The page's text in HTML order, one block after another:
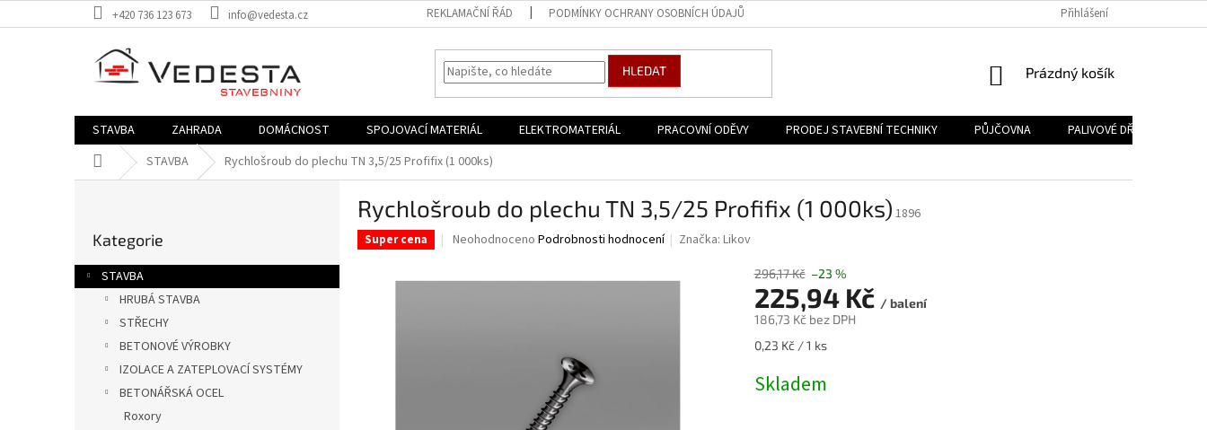
na
+420 736 123 673 info@vedesta.cz REKLAMAČNÍ ŘÁD PODMÍNKY OCHRANY OSOBNÍCH ÚDAJŮ Přihlášení
HLEDAT
NÁKUPNÍ
Prázdný košík
STAVBA ZAHRADA DOMÁCNOST SPOJOVACÍ MATERIÁL ELEKTROMATERIÁL PRACOVNÍ ODĚVY PRODEJ STAVEBNÍ TECHNIKY PŮJČOVNA PALIVOVÉ DŘEVO
Domů STAVBA Rychlošroub do plechu TN 3,5/25 Profifix (1 000ks)
r
a
kategorie
Kategorie
STAVBA
HRUBÁ STAVBA
STŘECHY
BETONOVÉ VÝROBKY
IZOLACE A ZATEPLOVACÍ SYSTÉMY
BETONÁŘSKÁ OCEL
Roxory
Rychlošroub do plechu TN 3,5/25 Profifix (1 000ks) 1896
Super cena
Průměrné
Neohodnoceno Podrobnosti hodnocení Značka:Likov
296,17 Kč –23 %
225,94 Kč / balení
186,73 Kč bez DPH
Měrná
0,23 Kč / 1 ks
Skladem